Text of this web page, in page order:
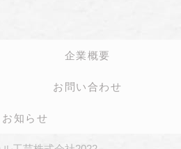
企業概要
お問い合わせ
お知らせ